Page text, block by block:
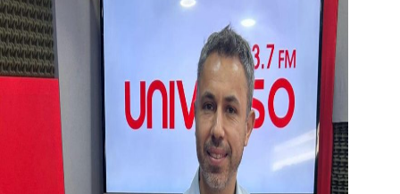
Podcasts
Destacados